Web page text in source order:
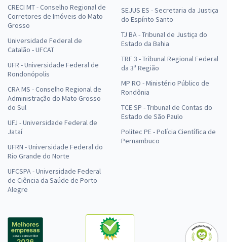
CRECI MT - Conselho Regional de
Corretores de Imóveis do Mato
Grosso
Universidade Federal de
Catalão - UFCAT
UFR - Universidade Federal de
Rondonópolis
CRA MS - Conselho Regional de
Administração do Mato Grosso
do Sul
UFJ - Universidade Federal de
Jataí
UFRN - Universidade Federal do
Rio Grande do Norte
UFCSPA - Universidade Federal
de Ciência da Saúde de Porto
Alegre
SEJUS ES - Secretaria da Justiça
do Espírito Santo
TJ BA - Tribunal de Justiça do
Estado da Bahia
TRF 3 - Tribunal Regional Federal
da 3ª Região
MP RO - Ministério Público de
Rondônia
TCE SP - Tribunal de Contas do
Estado de São Paulo
Politec PE - Polícia Científica de
Pernambuco